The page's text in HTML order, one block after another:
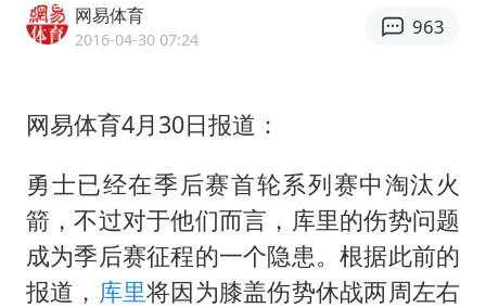
香港宏福苑火灾或由烟头引起
浙江台州《告全体市民书》
周末打虎 宋致远被查
郑丽文：台湾从来没有“独立”过
刘浩存百花奖开幕式红裙起舞
网易体育
2016-04-30 07:24
963
网易体育4月30日报道：
勇士已经在季后赛首轮系列赛中淘汰火
箭，不过对于他们而言，库里的伤势问题
成为季后赛征程的一个隐患。根据此前的
报道， 库里将因为膝盖伤势休战两周左右